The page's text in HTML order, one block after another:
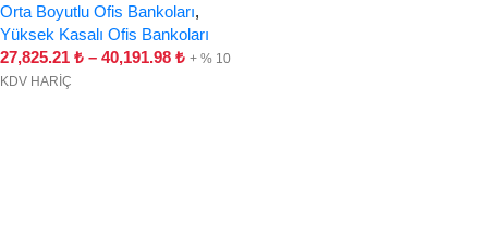
Orta Boyutlu Ofis Bankoları,
Yüksek Kasalı Ofis Bankoları
27,825.21 ₺ – 40,191.98 ₺ + % 10
KDV HARİÇ